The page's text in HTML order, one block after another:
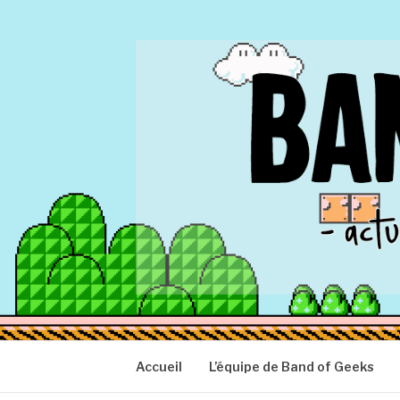
BAND OF
Actu Geek d'hier et d'aujourd'hui
Accueil L’équipe de Band of Geeks